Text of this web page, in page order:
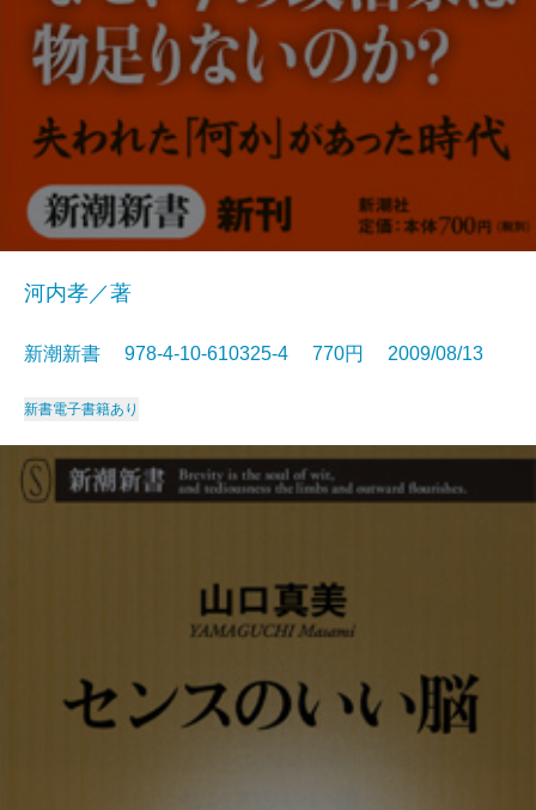
河内孝／著
新潮新書 978-4-10-610325-4 770円 2009/08/13
新書電子書籍あり